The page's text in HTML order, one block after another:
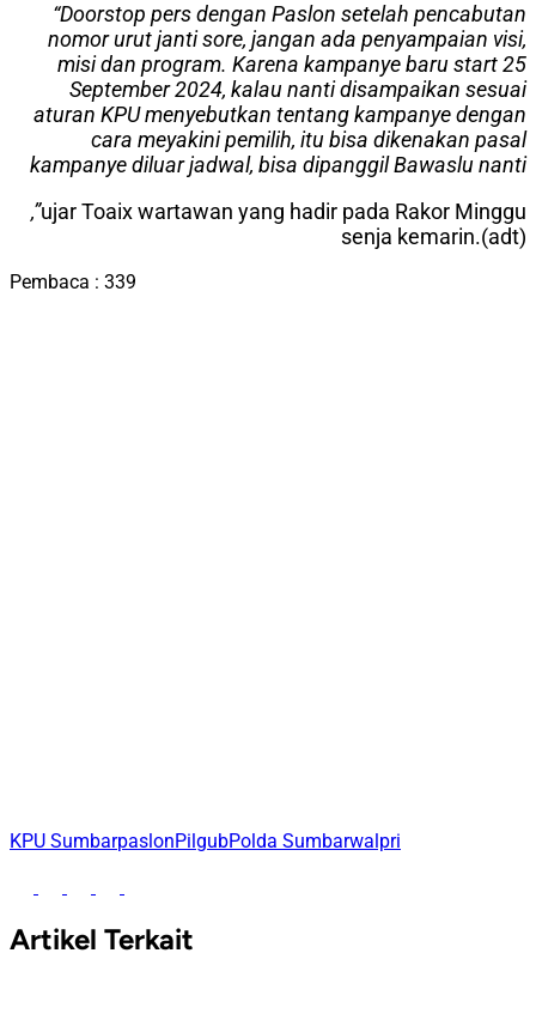
“Doorstop pers dengan Paslon setelah pencabutan
nomor urut janti sore, jangan ada penyampaian visi,
misi dan program. Karena kampanye baru start 25
September 2024, kalau nanti disampaikan sesuai
aturan KPU menyebutkan tentang kampanye dengan
cara meyakini pemilih, itu bisa dikenakan pasal
kampanye diluar jadwal, bisa dipanggil Bawaslu nanti
,”ujar Toaix wartawan yang hadir pada Rakor Minggu
senja kemarin.(adt)
Pembaca : 339
KPU SumbarpaslonPilgubPolda Sumbarwalpri
Artikel Terkait